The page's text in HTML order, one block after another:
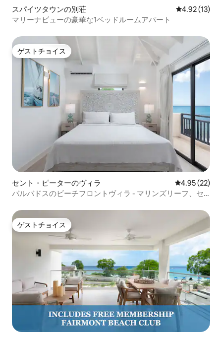
スパイツタウンの別荘 レビュー13
4.92 (13)
マリーナビューの豪華な1ベッドルームアパート
ゲストチョイス
ゲストチョイス
セント・ピーターのヴィラ レビュー22
4.95 (22)
バルバドスのビーチフロントヴィラ - マリンズリーフ、セ
ゲストチョイス
ゲストチョイス